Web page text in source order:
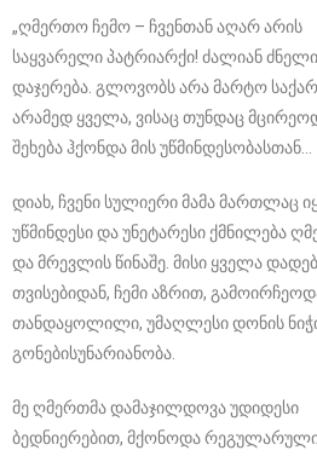
„ღმერთო ჩემო – ჩვენთან აღარ არის
საყვარელი პატრიარქი! ძალიან
დაჯერება. გლოვობს არა მარტო
არამედ ყველა, ვისაც თუნდაც
შეხება ჰქონდა მის უწმინდესობასთან…
დიახ, ჩვენი სულიერი მამა მართლაც
უწმინდესი და უნეტარესი ქმნილება
და მრევლის წინაშე. მისი ყველა
თვისებიდან, ჩემი აზრით,
თანდაყოლილი, უმაღლესი დონის
გონებისუნარიანობა.
მე ღმერთმა დამაჯილდოვა უდიდესი
ბედნიერებით, მქონოდა რეგულარული